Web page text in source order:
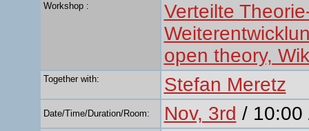
Workshop :
Verteilte
open theory,
Together with: Stefan Meretz
Date/Time/Duration/Room: Nov, 3rd / 10:00